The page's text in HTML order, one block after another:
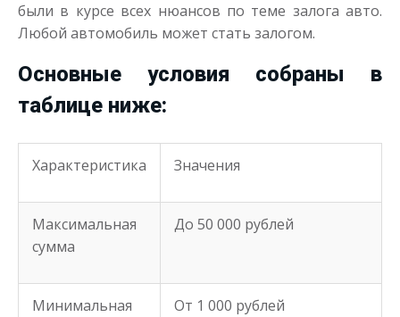
были в курсе всех нюансов по теме залога авто.
Любой автомобиль может стать залогом.
Основные условия собраны в
таблице ниже:
Характеристика Значения
Максимальная
сумма
До 50 000 рублей
Минимальная
От 1 000 рублей